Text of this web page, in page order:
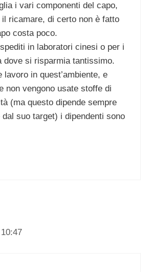
i vari componenti del capo,
ricamare, di certo non è fatto
costa poco.
in laboratori cinesi o per i
dove si risparmia tantissimo.
lavoro in quest’ambiente, e
non vengono usate stoffe di
(ma questo dipende sempre
dal suo target) i dipendenti sono